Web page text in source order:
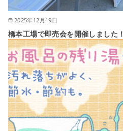
2025年12月19日
橋本工場で即売会を開催しました！